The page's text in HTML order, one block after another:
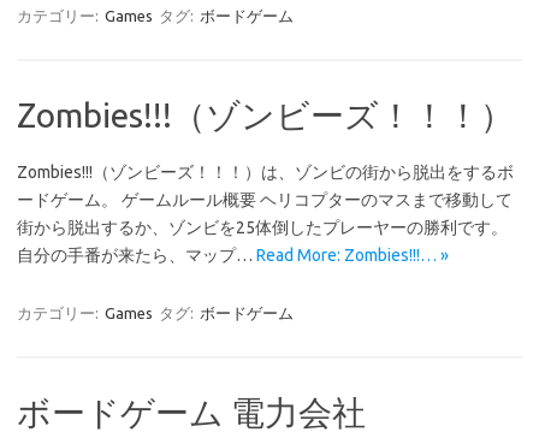
カテゴリー: Games タグ: ボードゲーム
Zombies!!!（ゾンビーズ！！！）
Zombies!!!（ゾンビーズ！！！）は、ゾンビの街から脱出をするボ
ードゲーム。 ゲームルール概要 ヘリコプターのマスまで移動して
街から脱出するか、ゾンビを25体倒したプレーヤーの勝利です。
自分の手番が来たら、マップ… Read More: Zombies!!!… »
カテゴリー: Games タグ: ボードゲーム
ボードゲーム 電力会社